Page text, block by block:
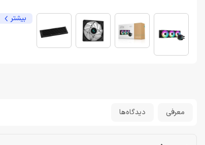
بیشتر
معرفی دیدگاه‌ها